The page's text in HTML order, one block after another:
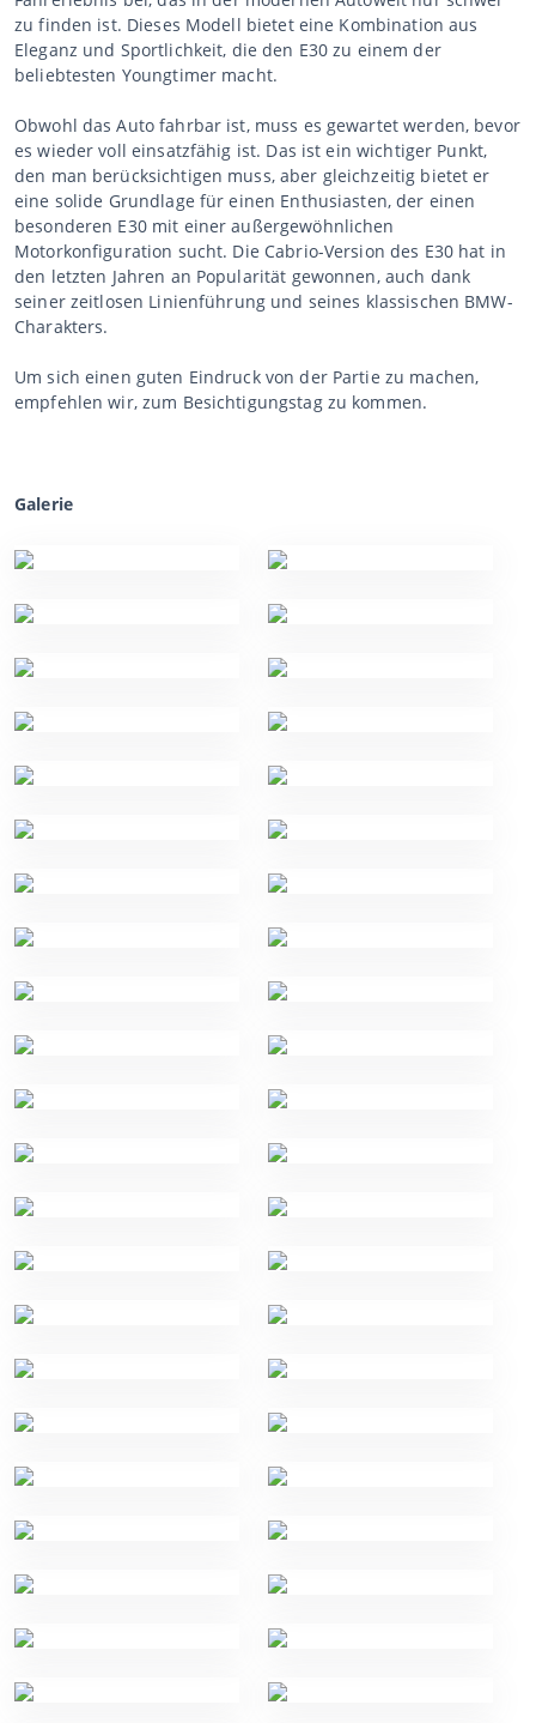
zu finden ist. Dieses Modell bietet eine Kombination aus
Eleganz und Sportlichkeit, die den E30 zu einem der
beliebtesten Youngtimer macht.
Obwohl das Auto fahrbar ist, muss es gewartet werden, bevor
es wieder voll einsatzfähig ist. Das ist ein wichtiger Punkt,
den man berücksichtigen muss, aber gleichzeitig bietet er
eine solide Grundlage für einen Enthusiasten, der einen
besonderen E30 mit einer außergewöhnlichen
Motorkonfiguration sucht. Die Cabrio-Version des E30 hat in
den letzten Jahren an Popularität gewonnen, auch dank
seiner zeitlosen Linienführung und seines klassischen BMW-
Charakters.
Um sich einen guten Eindruck von der Partie zu machen,
empfehlen wir, zum Besichtigungstag zu kommen.
Galerie